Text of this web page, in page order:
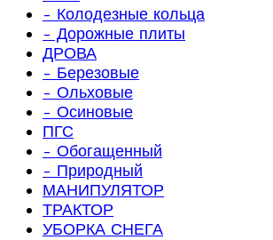
- Колодезные кольца
- Дорожные плиты
ДРОВА
- Березовые
- Ольховые
- Осиновые
ПГС
- Обогащенный
- Природный
МАНИПУЛЯТОР
ТРАКТОР
УБОРКА СНЕГА